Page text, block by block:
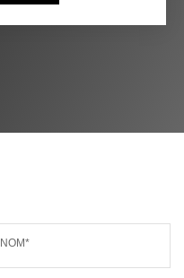
NOM*